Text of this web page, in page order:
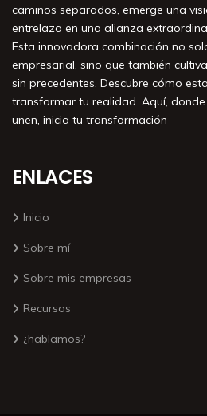
caminos separados, emerge una
entrelaza en una alianza
Esta innovadora combinación no
empresarial, sino que también
sin precedentes. Descubre cómo
transformar tu realidad. Aquí,
unen, inicia tu transformación
ENLACES
Inicio
Sobre mí
Sobre mis empresas
Recursos
¿hablamos?